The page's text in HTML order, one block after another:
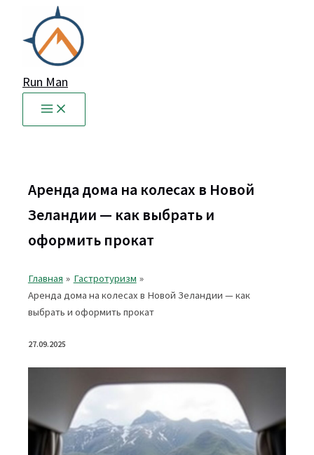
содержимому
Run Man
Аренда дома на колесах в Новой
Зеландии — как выбрать и
оформить прокат
Главная
Гастротуризм
Аренда дома на колесах в Новой Зеландии — как
выбрать и оформить прокат
27.09.2025